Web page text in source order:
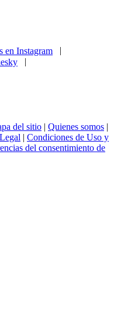
|
|
del sitio | Quienes somos |
| Condiciones de Uso y
del consentimiento de